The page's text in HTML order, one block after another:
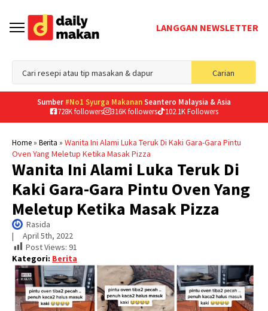
LANGGAN NEWSLETTER
Carian
for:
Sumber #No1 Syurga MakananSeantero Malaysia & Asia
728K followers
316K followers 102.1K Followers
Home» Berita » Wanita Ini Alami Luka Teruk Di Kaki Gara-Gara Pintu
Oven Yang Meletup Ketika Masak Pizza
Wanita Ini Alami Luka Teruk Di
Kaki Gara-Gara Pintu Oven Yang
Meletup Ketika Masak Pizza
Rasida
| April 5th, 2022
Post Views: 91
Kategori: Berita